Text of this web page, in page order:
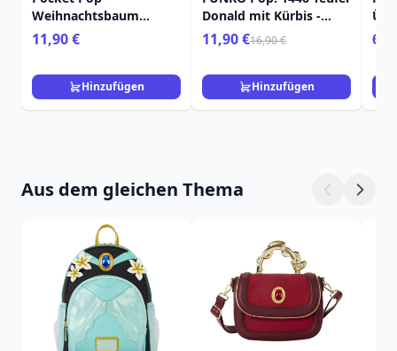
Weihnachtsbaum
Tigger - Disney Winnie
Puuh
11,90 €
Hinzufügen
Donald mit Kürbis -
Disney
11,90 €16,90 €
Hinzufügen
Aus dem gleichen Thema